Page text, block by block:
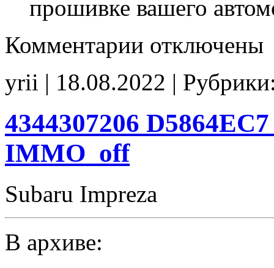
прошивке вашего
Комментарии записи
E2
CHK(fix)
отключены
yrii | 18.08.2022 |
4344307206
IMMO_off
Subaru Impreza
В архиве: